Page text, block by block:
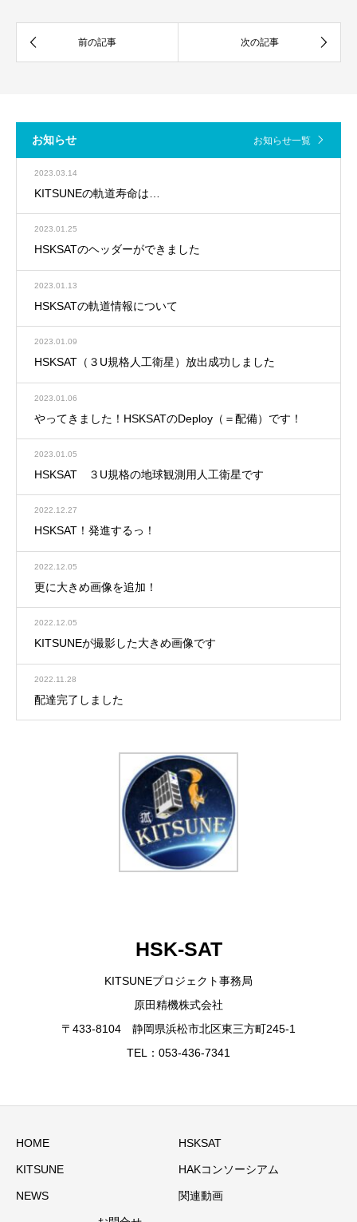
お知らせ お知らせ一覧
2023.03.14
KITSUNEの軌道寿命は…
2023.01.25
HSKSATのヘッダーができました
2023.01.13
HSKSATの軌道情報について
2023.01.09
HSKSAT（３U規格人工衛星）放出成功しました
2023.01.06
やってきました！HSKSATのDeploy（＝配備）です！
2023.01.05
HSKSAT ３U規格の地球観測用人工衛星です
2022.12.27
HSKSAT！発進するっ！
2022.12.05
更に大きめ画像を追加！
2022.12.05
KITSUNEが撮影した大きめ画像です
2022.11.28
配達完了しました
HSK-SAT
KITSUNEプロジェクト事務局
原田精機株式会社
〒433-8104 静岡県浜松市北区東三方町245-1
TEL：053-436-7341
HOME HSKSAT
KITSUNE HAKコンソーシアム
NEWS 関連動画